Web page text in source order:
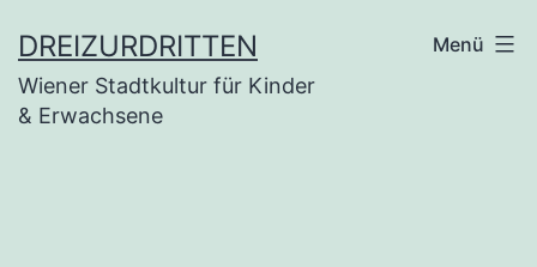
Inhalt
springen
DREIZURDRITTEN
Wiener Stadtkultur für Kinder
& Erwachsene
Menü